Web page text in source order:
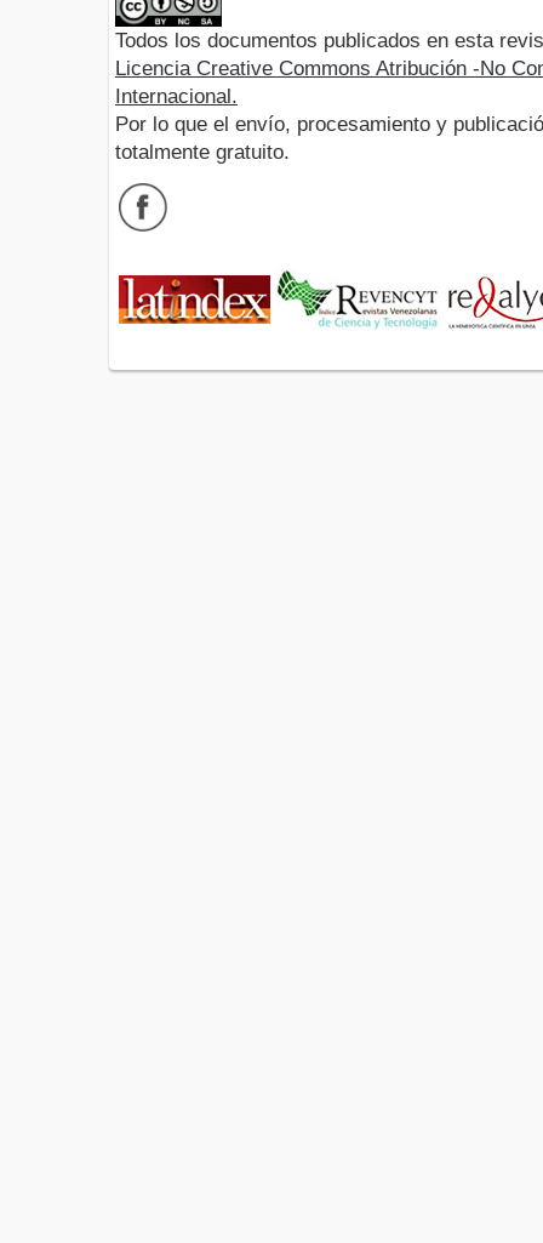
Todos los documentos publicados en esta
Licencia Creative Commons Atribución -No
Internacional.
Por lo que el envío, procesamiento y
totalmente gratuito.